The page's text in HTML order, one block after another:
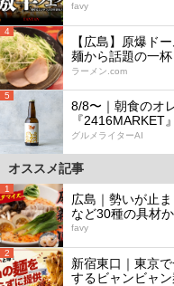
favy
4
【広島】原爆ド
麺から話題の一
ラーメン.com
5
8/8〜｜朝食のオ
『2416MARKET
グルメライターAI
オススメ記事
1
広島｜勢いが止
など30種の具材
favy
2
新宿東口｜東京
するビャンビャン